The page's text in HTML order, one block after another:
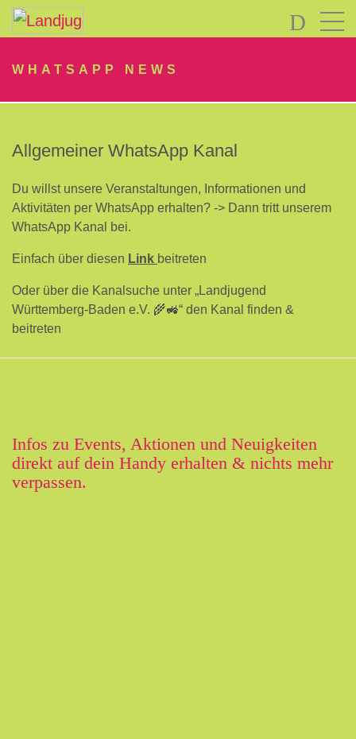
LOGIN
vergessen?
Neu
WHATSAPP NEWS
Allgemeiner WhatsApp Kanal
Du willst unsere Veranstaltungen, Informationen und
Aktivitäten per WhatsApp erhalten? -> Dann tritt unserem
WhatsApp Kanal bei.
Einfach über diesen Link beitreten
Oder über die Kanalsuche unter „Landjugend
Württemberg-Baden e.V. 🌾🚜“ den Kanal finden &
beitreten
Infos zu Events, Aktionen und Neuigkeiten
direkt auf dein Handy erhalten & nichts mehr
verpassen.